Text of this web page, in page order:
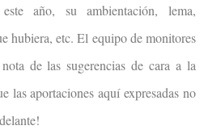
año, su ambientación, lema,
hubiera, etc. El equipo de monitores
de las sugerencias de cara a la
las aportaciones aquí expresadas no